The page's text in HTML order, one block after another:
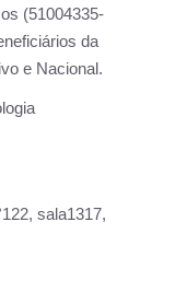
(51004335-
da
e Nacional.
sala1317,